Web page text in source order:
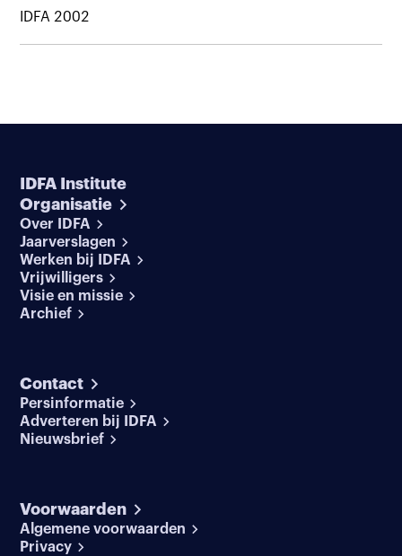
IDFA 2002
IDFA Institute
Organisatie
Over IDFA
Jaarverslagen
Werken bij IDFA
Vrijwilligers
Visie en missie
Archief
Contact
Persinformatie
Adverteren bij IDFA
Nieuwsbrief
Voorwaarden
Algemene voorwaarden
Privacy